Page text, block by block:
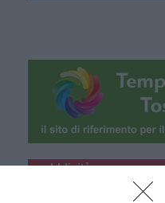
pubblicità